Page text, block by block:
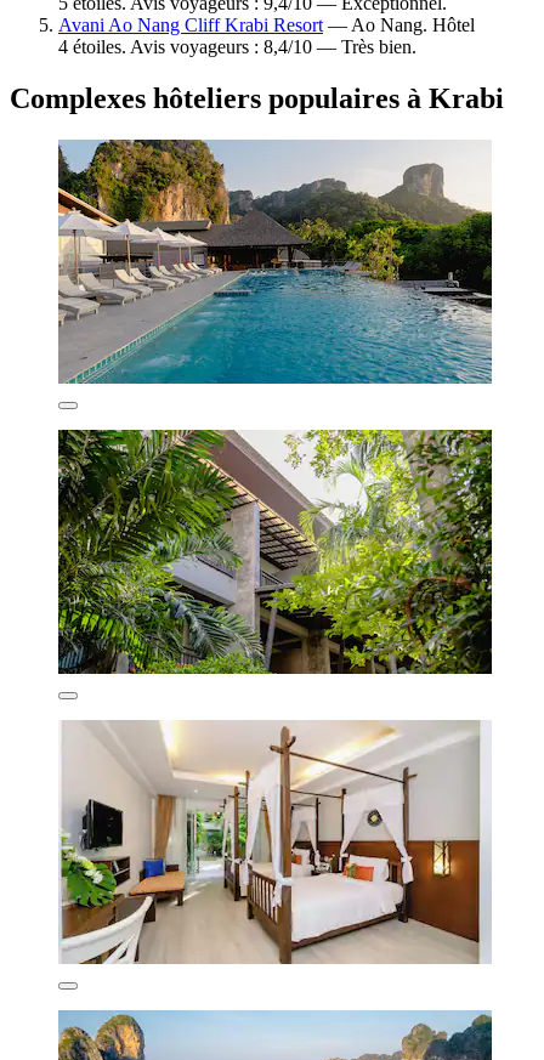
Avani Ao Nang Cliff Krabi Resort — Ao Nang. Hôtel
4 étoiles. Avis voyageurs : 8,4/10 — Très bien.
Complexes hôteliers populaires à Krabi